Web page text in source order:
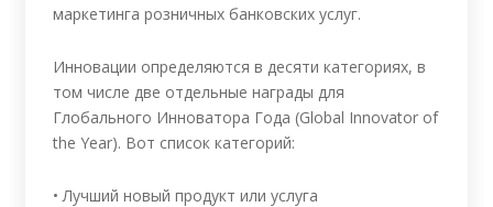
маркетинга розничных банковских услуг.
Инновации определяются в десяти категориях, в
том числе две отдельные награды для
Глобального Инноватора Года (Global Innovator of
the Year). Вот список категорий:
• Лучший новый продукт или услуга